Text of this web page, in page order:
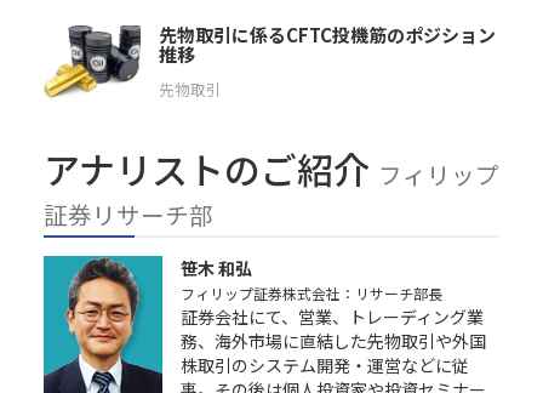
先物取引に係るCFTC投機筋のポジション
推移
先物取引
アナリストのご紹介 フィリップ
証券リサーチ部
笹木 和弘
フィリップ証券株式会社：リサーチ部長
証券会社にて、営業、トレーディング業
務、海外市場に直結した先物取引や外国
株取引のシステム開発・運営などに従